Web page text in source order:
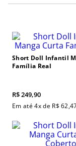
Short Doll Infantil
Família Real
R$249,90
Em até4x de R$ 62,
º robe